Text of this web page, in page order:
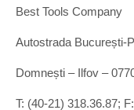
Best Tools Company
Autostrada București-
Domnești – Ilfov –
T: (40-21) 318.36.87;